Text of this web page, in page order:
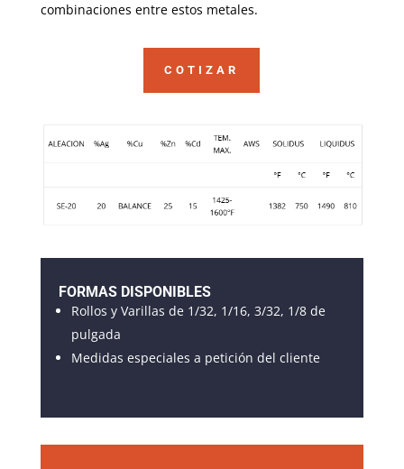
combinaciones entre estos metales.
COTIZAR
FORMAS DISPONIBLES
Rollos y Varillas de 1/32, 1/16, 3/32, 1/8 de
pulgada
Medidas especiales a petición del cliente